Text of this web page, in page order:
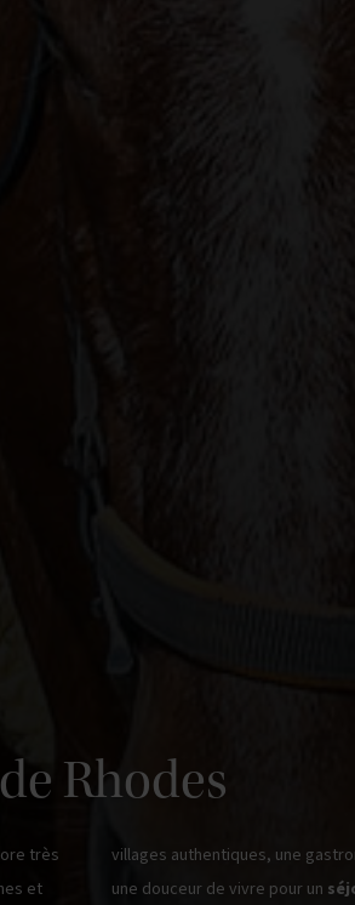
Rhodes
très
et
toute une culture et
une douceur de vivre pour un